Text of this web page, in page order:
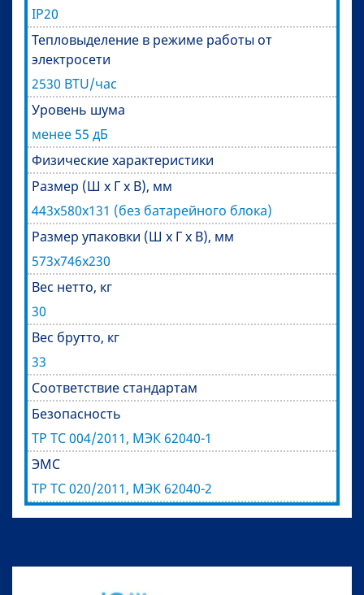
IP20
Тепловыделение в режиме работы от
электросети
2530 BTU/час
Уровень шума
менее 55 дБ
Физические характеристики
Размер (Ш х Г х В), мм
443х580х131 (без батарейного блока)
Размер упаковки (Ш х Г х В), мм
573х746х230
Вес нетто, кг
30
Вес брутто, кг
33
Соответствие стандартам
Безопасность
ТР ТС 004/2011, МЭК 62040-1
ЭМС
ТР ТС 020/2011, МЭК 62040-2